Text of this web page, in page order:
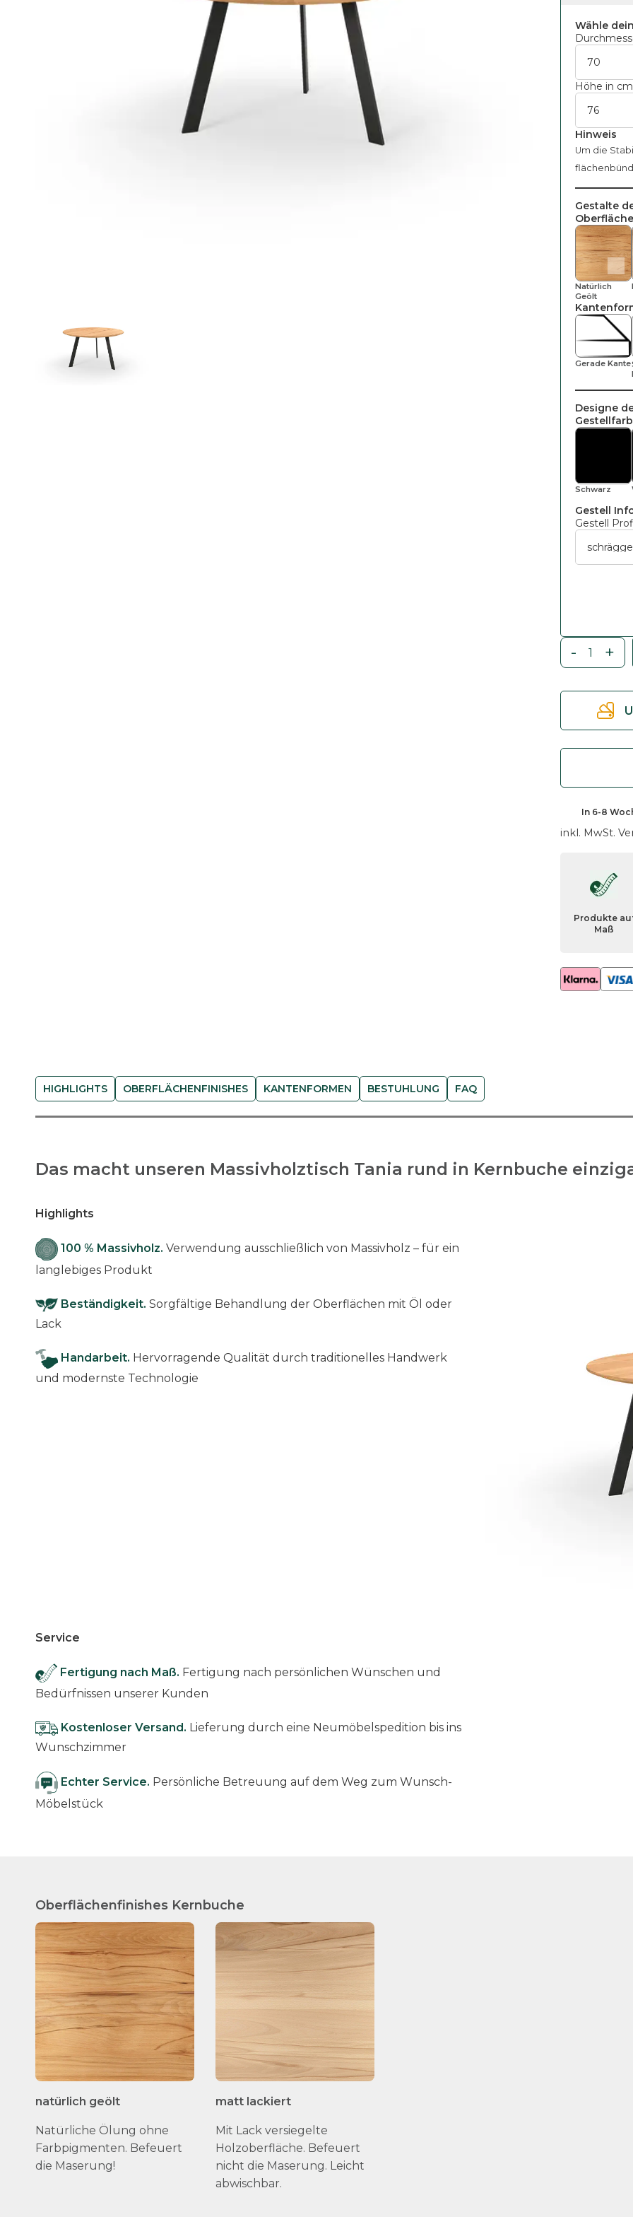
Wähle
Höhe in cm
Hinweis
Um die
Gestalte
Natürlich
Geölt
Gerade Kante
Designe
Schwarz
Gestell
Gestell
-
s
i
s
h
n
n
K
e
n
+
In 6-8
inkl. MwSt.
Produkte
Maß
HIGHLIGHTS OBERFLÄCHENFINISHES KANTENFORMEN BESTUHLUNG FAQ
Das macht unseren Massivholztisch Tania rund in Kernbuche
Highlights
100 % Massivholz. Verwendung ausschließlich von Massivholz – für ein
langlebiges Produkt
Beständigkeit. Sorgfältige Behandlung der Oberflächen mit Öl oder
Lack
Handarbeit. Hervorragende Qualität durch traditionelles Handwerk
und modernste Technologie
Service
Fertigung nach Maß. Fertigung nach persönlichen Wünschen und
Bedürfnissen unserer Kunden
Kostenloser Versand. Lieferung durch eine Neumöbelspedition bis ins
Wunschzimmer
Echter Service. Persönliche Betreuung auf dem Weg zum Wunsch-
Möbelstück
Oberflächenfinishes Kernbuche
natürlich geölt
Natürliche Ölung ohne
Farbpigmenten. Befeuert
die Maserung!
matt lackiert
Mit Lack versiegelte
Holzoberfläche. Befeuert
nicht die Maserung. Leicht
abwischbar.